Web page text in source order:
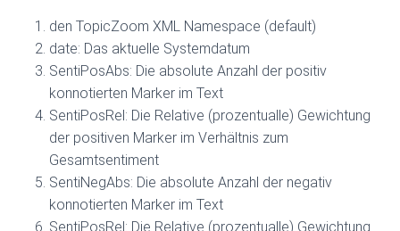
den TopicZoom XML Namespace (default)
date: Das aktuelle Systemdatum
SentiPosAbs: Die absolute Anzahl der positiv
konnotierten Marker im Text
SentiPosRel: Die Relative (prozentualle) Gewichtung
der positiven Marker im Verhältnis zum
Gesamtsentiment
SentiNegAbs: Die absolute Anzahl der negativ
konnotierten Marker im Text
SentiPosRel: Die Relative (prozentualle) Gewichtung